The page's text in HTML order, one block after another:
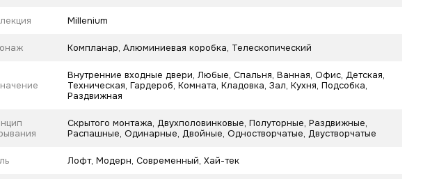
Millenium
Компланар, Алюминиевая коробка, Телескопический
Внутренние входные двери, Любые, Спальня, Ванная, Офис, Детская,
Техническая, Гардероб, Комната, Кладовка, Зал, Кухня, Подсобка,
Раздвижная
Скрытого монтажа, Двухполовинковые, Полуторные, Раздвижные,
Распашные, Одинарные, Двойные, Одностворчатые, Двустворчатые
Лофт, Модерн, Современный, Хай-тек